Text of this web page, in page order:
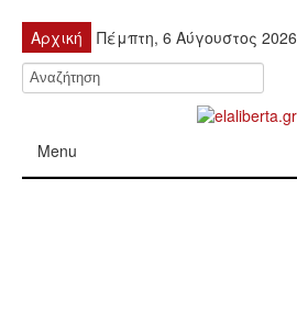
Αρχική Πέμπτη, 6 Αύγουστος 2026
Menu